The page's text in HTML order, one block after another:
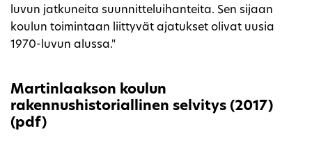
luvun jatkuneita suunnitteluihanteita. Sen sijaan
koulun toimintaan liittyvät ajatukset olivat uusia
1970-luvun alussa."
Martinlaakson koulun
rakennushistoriallinen selvitys (2017)
(pdf)